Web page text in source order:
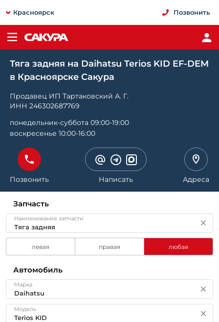
Красноярск Позвонить
Тяга задняя на Daihatsu Terios KID EF-DEM
в Красноярске Сакура
Продавец ИП Тартаковский А. Г.
ИНН 246302687769
понедельник-суббота 09:00-19:00
воскресенье 10:00-16:00
Позвонить Написать Адреса
Запчасть
Наименование запчасти
левая правая любая
Автомобиль
Марка
Модель